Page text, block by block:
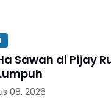
Sawah di Pijay
08, 2026